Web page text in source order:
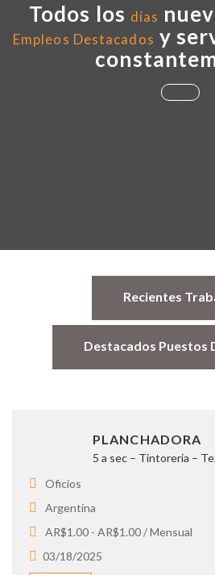
Todos los días
Empleos Destacados y
Recientes
Destacados Puestos
PLANCHADORA
5 a sec – Tintoreria –
Oficios
Argentina
AR$1.00 - AR$1.00 / Mensual
03/18/2025